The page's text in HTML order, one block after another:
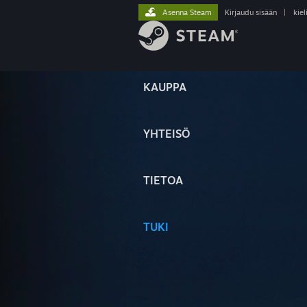
KAUPPA
YHTEISÖ
TIETOA
TUKI
Asenna Steam Kirjaudu sisään kieli